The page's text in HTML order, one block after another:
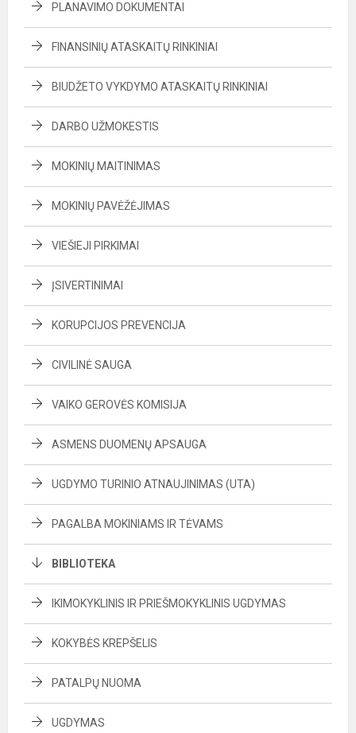
PLANAVIMO DOKUMENTAI
FINANSINIŲ ATASKAITŲ RINKINIAI
BIUDŽETO VYKDYMO ATASKAITŲ RINKINIAI
DARBO UŽMOKESTIS
MOKINIŲ MAITINIMAS
MOKINIŲ PAVĖŽĖJIMAS
VIEŠIEJI PIRKIMAI
ĮSIVERTINIMAI
KORUPCIJOS PREVENCIJA
CIVILINĖ SAUGA
VAIKO GEROVĖS KOMISIJA
ASMENS DUOMENŲ APSAUGA
UGDYMO TURINIO ATNAUJINIMAS (UTA)
PAGALBA MOKINIAMS IR TĖVAMS
BIBLIOTEKA
IKIMOKYKLINIS IR PRIEŠMOKYKLINIS UGDYMAS
KOKYBĖS KREPŠELIS
PATALPŲ NUOMA
UGDYMAS